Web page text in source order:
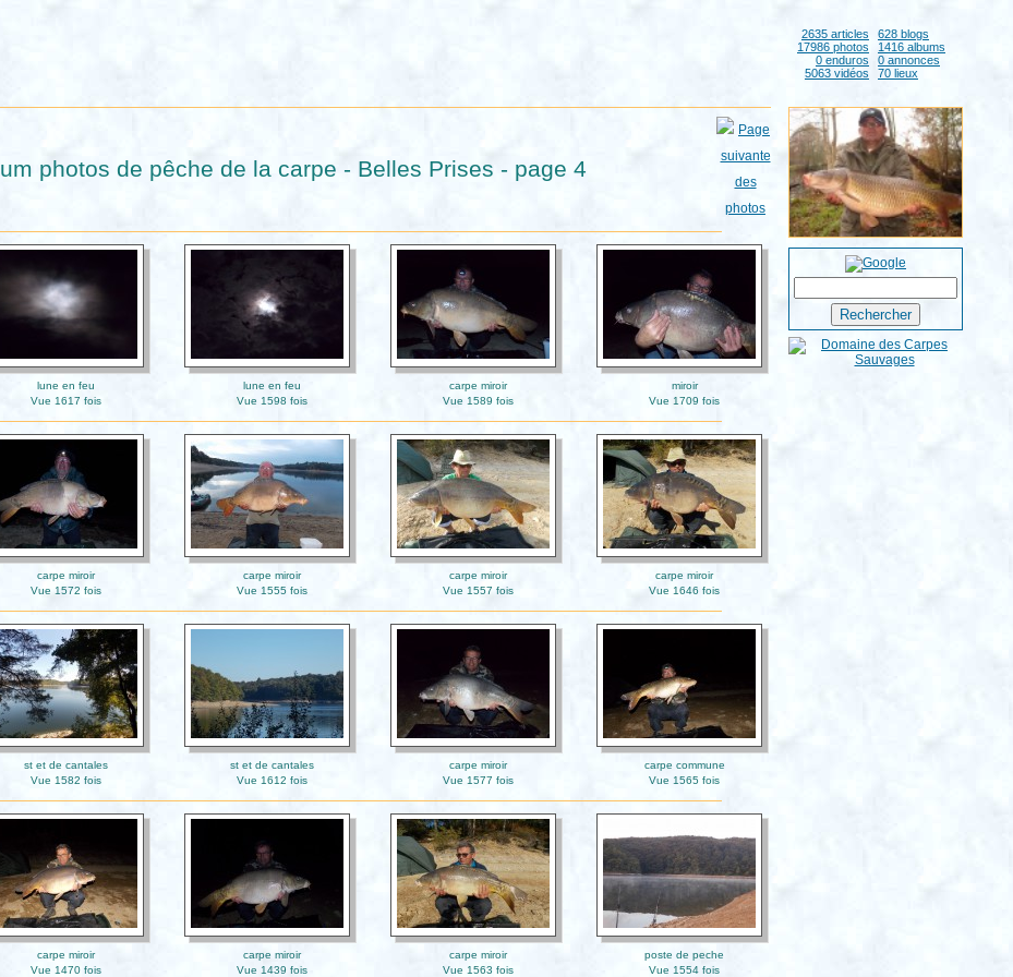
2635 articles
628 blogs
17986 photos
1416 albums
0 enduros
0 annonces
5063 vidéos
70 lieux
photos de pêche de la carpe - Belles Prises - page 4
lune en feu
Vue 1617 fois
lune en feu
Vue 1598 fois
carpe miroir
Vue 1589 fois
miroir
Vue 1709 fois
carpe miroir
Vue 1572 fois
carpe miroir
Vue 1555 fois
carpe miroir
Vue 1557 fois
carpe miroir
Vue 1646 fois
st et de cantales
Vue 1582 fois
st et de cantales
Vue 1612 fois
carpe miroir
Vue 1577 fois
carpe commune
Vue 1565 fois
carpe miroir
Vue 1470 fois
carpe miroir
Vue 1439 fois
carpe miroir
Vue 1563 fois
poste de peche
Vue 1554 fois